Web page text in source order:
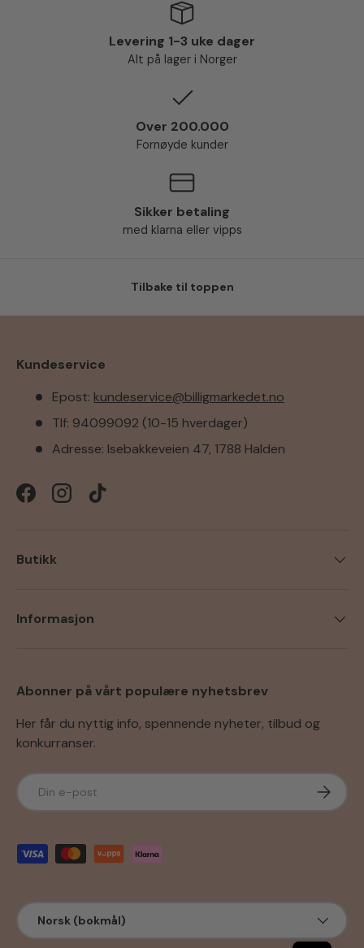
Levering 1-3 uke dager
Alt på lager i Norger
Over 200.000
Fornøyde kunder
Sikker betaling
med klarna eller vipps
Tilbake til toppen
Kundeservice
Epost: kundeservice@billigmarkedet.no
Tlf: 94099092 (10-15 hverdager)
Adresse: Isebakkeveien 47, 1788 Halden
FacebookInstagramTikTok
Butikk
Informasjon
Abonner på vårt populære nyhetsbrev
Her får du nyttig info, spennende nyheter, tilbud og
konkurranser.
E-post Abonner
Godkjente betalingsmetoder
Språk
Norsk (bokmål)